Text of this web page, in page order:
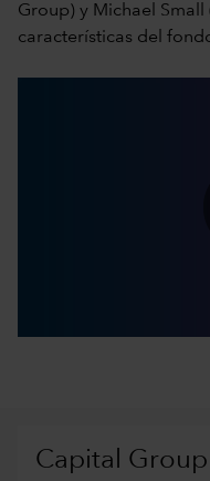
Group) y Michael Small
características del
Capital